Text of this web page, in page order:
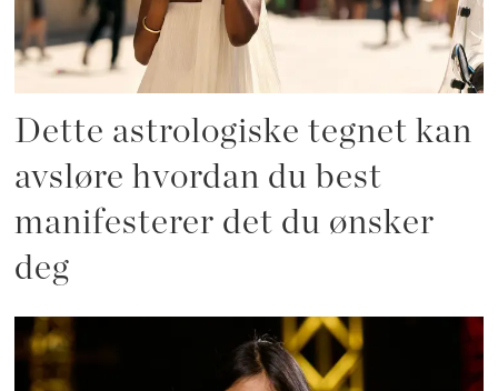
Dette astrologiske tegnet kan
avsløre hvordan du best
manifesterer det du ønsker
deg